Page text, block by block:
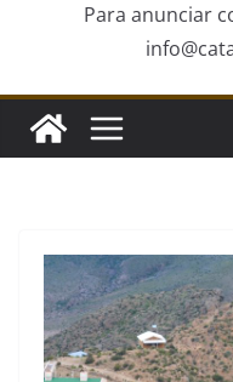
Para anunciar